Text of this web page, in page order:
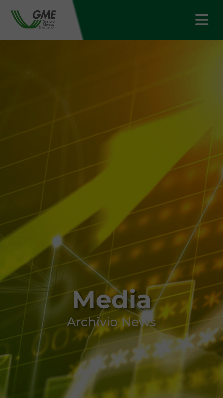
Media
Archivio News